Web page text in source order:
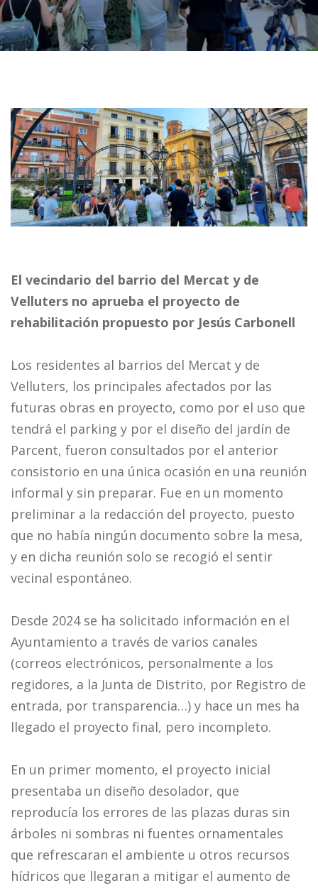
El vecindario del barrio del Mercat y de
Velluters no aprueba el proyecto de
rehabilitación propuesto por Jesús Carbonell
Los residentes al barrios del Mercat y de
Velluters, los principales afectados por las
futuras obras en proyecto, como por el uso que
tendrá el parking y por el diseño del jardín de
Parcent, fueron consultados por el anterior
consistorio en una única ocasión en una reunión
informal y sin preparar. Fue en un momento
preliminar a la redacción del proyecto, puesto
que no había ningún documento sobre la mesa,
y en dicha reunión solo se recogió el sentir
vecinal espontáneo.
Desde 2024 se ha solicitado información en el
Ayuntamiento a través de varios canales
(correos electrónicos, personalmente a los
regidores, a la Junta de Distrito, por Registro de
entrada, por transparencia…) y hace un mes ha
llegado el proyecto final, pero incompleto.
En un primer momento, el proyecto inicial
presentaba un diseño desolador, que
reproducía los errores de las plazas duras sin
árboles ni sombras ni fuentes ornamentales
que refrescaran el ambiente u otros recursos
hídricos que llegaran a mitigar el aumento de